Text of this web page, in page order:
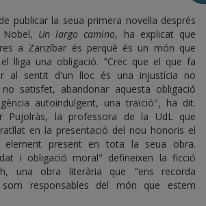
publicar la seua primera novel·la després
Un largo camino, ha explicat que
a Zanzíbar és perquè és un món que
lliga una obligació. "Crec que el que fa
al sentit d'un lloc és una injustícia no
satisfet, abandonar aquesta obligació
autoindulgent, una traïció", ha dit.
Pujolràs, la professora de la UdL que
en la presentació del nou honoris el
element present en tota la seua obra.
i obligació moral" defineixen la ficció
una obra literària que "ens recorda
responsables del món que estem